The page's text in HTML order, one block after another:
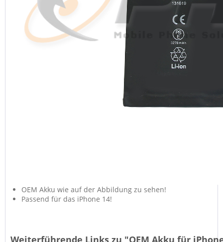
OEM Akku wie auf der Abbildung zu sehen!
Passend für das iPhone 14!
Weiterführende Links zu "OEM Akku für